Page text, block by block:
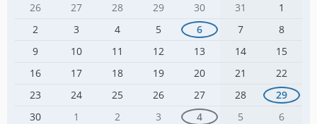
26 27 28 29 30 31
1
2
3 4 5 6 7
8
9
10 11 12 13 14
15
16
17 18 19 20 21
22
23
24 25 26 27 28
29
30
1 2 3 4 5 6